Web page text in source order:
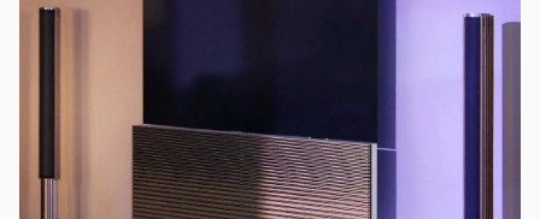
イベント画像